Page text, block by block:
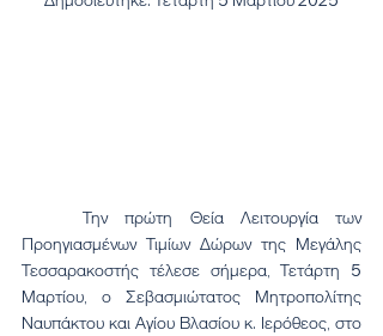
	Την πρώτη Θεία Λειτουργία των
Προηγιασμένων Τιμίων Δώρων της Μεγάλης
Τεσσαρακοστής τέλεσε σήμερα, Τετάρτη 5
Μαρτίου, ο Σεβασμιώτατος Μητροπολίτης
Ναυπάκτου και Αγίου Βλασίου κ. Ιερόθεος, στο